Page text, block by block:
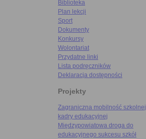
Biblioteka
Plan lekcji
Sport
Dokumenty
Konkursy
Wolontariat
Przydatne linki
Lista podręczników
Deklaracja dostępności
Projekty
Zagraniczna mobilność szkolnej
kadry edukacyjnej
Międzypowiatowa droga do
edukacyjnego sukcesu szkół